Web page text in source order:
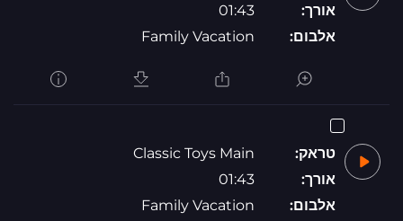
אורך:
01:43
אלבום:
Family Vacation
טראק:
Classic Toys Main
אורך:
01:43
אלבום:
Family Vacation